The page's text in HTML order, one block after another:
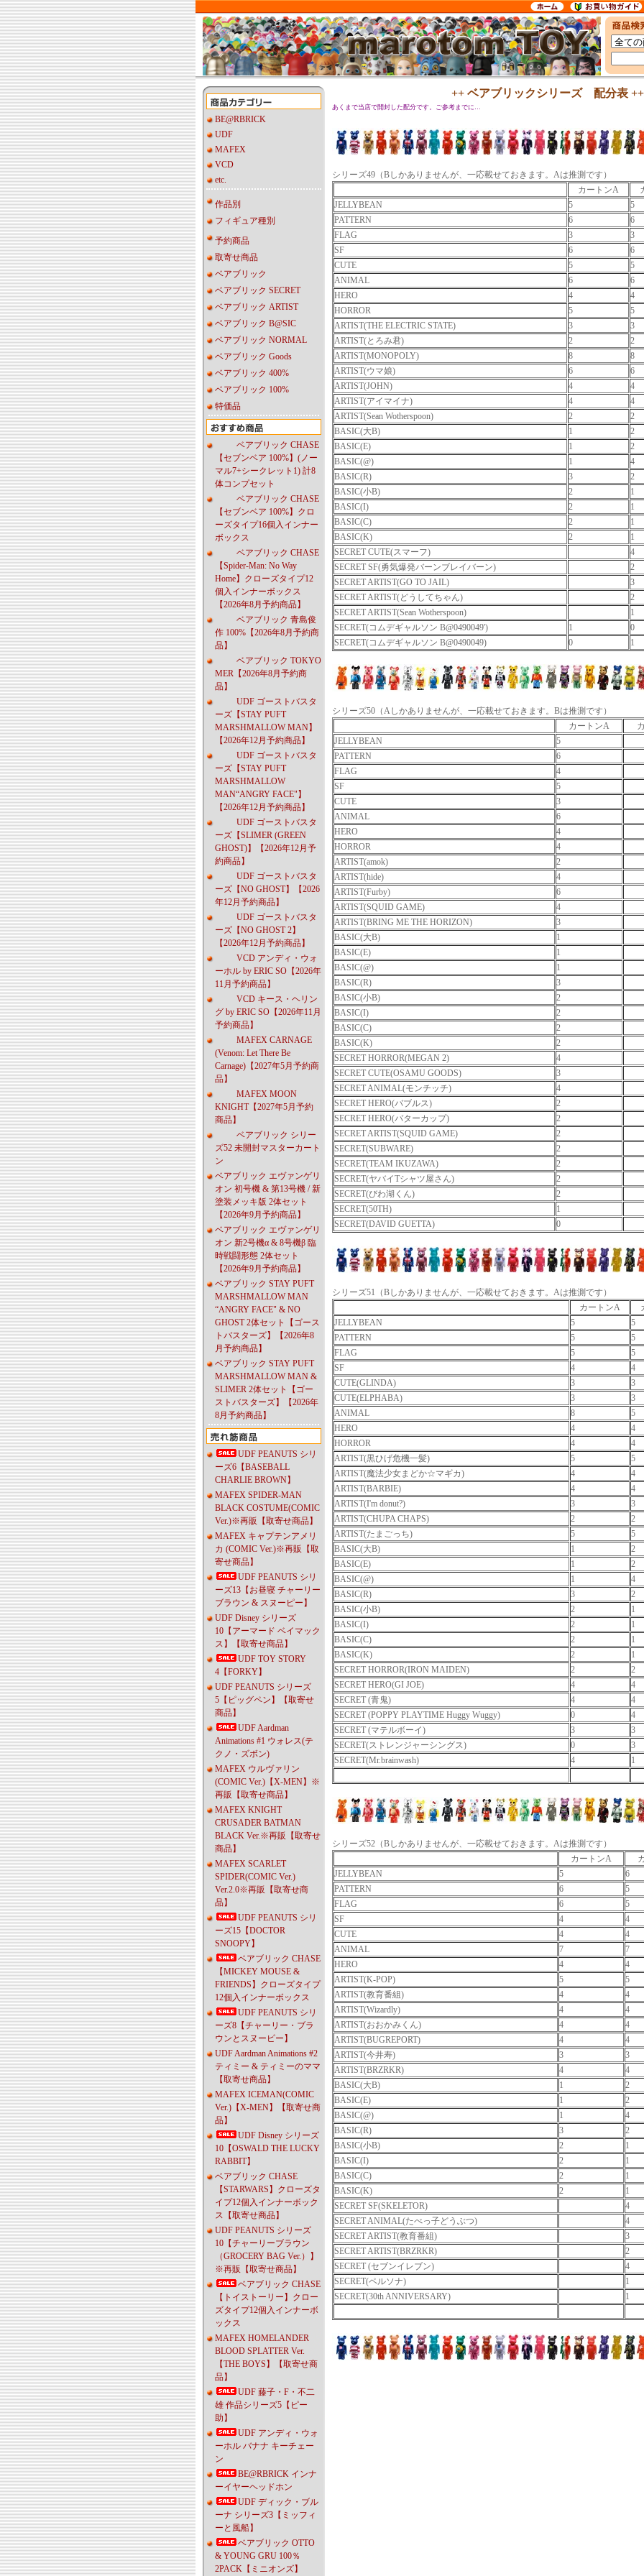
BE@RBRICK
UDF
MAFEX
VCD
etc.
作品別
フィギュア種別
予約商品
取寄せ商品
ベアブリック
ベアブリック SECRET
ベアブリック ARTIST
ベアブリック B@SIC
ベアブリック NORMAL
ベアブリック Goods
ベアブリック 400%
ベアブリック 100%
特価品
ベアブリック CHASE
【セブンベア 100%】(ノー
マル7+シークレット1) 計8
体コンプセット
ベアブリック CHASE
【セブンベア 100%】クロ
ーズタイプ16個入インナー
ボックス
ベアブリック CHASE
【Spider-Man: No Way
Home】クローズタイプ12
個入インナーボックス
【2026年8月予約商品】
ベアブリック 青島俊
作 100%【2026年8月予約商
品】
ベアブリック TOKYO
MER【2026年8月予約商
品】
UDF ゴーストバスタ
ーズ【STAY PUFT
MARSHMALLOW MAN】
【2026年12月予約商品】
UDF ゴーストバスタ
ーズ【STAY PUFT
MARSHMALLOW
MAN“ANGRY FACE"】
【2026年12月予約商品】
UDF ゴーストバスタ
ーズ【SLIMER (GREEN
GHOST)】【2026年12月予
約商品】
UDF ゴーストバスタ
ーズ【NO GHOST】【2026
年12月予約商品】
UDF ゴーストバスタ
ーズ【NO GHOST 2】
【2026年12月予約商品】
VCD アンディ・ウォ
ーホル by ERIC SO【2026年
11月予約商品】
VCD キース・ヘリン
グ by ERIC SO【2026年11月
予約商品】
MAFEX CARNAGE
(Venom: Let There Be
Carnage)【2027年5月予約商
品】
MAFEX MOON
KNIGHT【2027年5月予約
商品】
ベアブリック シリー
ズ52 未開封マスターカート
ン
ベアブリック エヴァンゲリ
オン 初号機 & 第13号機 / 新
塗装メッキ版 2体セット
【2026年9月予約商品】
ベアブリック エヴァンゲリ
オン 新2号機α & 8号機β 臨
時戦闘形態 2体セット
【2026年9月予約商品】
ベアブリック STAY PUFT
MARSHMALLOW MAN
“ANGRY FACE" & NO
GHOST 2体セット【ゴース
トバスターズ】【2026年8
月予約商品】
ベアブリック STAY PUFT
MARSHMALLOW MAN &
SLIMER 2体セット【ゴー
ストバスターズ】【2026年
8月予約商品】
UDF PEANUTS シリ
ーズ6【BASEBALL
CHARLIE BROWN】
MAFEX SPIDER-MAN
BLACK COSTUME(COMIC
Ver.)※再販【取寄せ商品】
MAFEX キャプテンアメリ
カ (COMIC Ver.)※再販【取
寄せ商品】
UDF PEANUTS シリ
ーズ13【お昼寝 チャーリー
ブラウン & スヌーピー】
UDF Disney シリーズ
10【アーマード ベイマック
ス】【取寄せ商品】
UDF TOY STORY
4【FORKY】
UDF PEANUTS シリーズ
5【ピッグペン】【取寄せ
商品】
UDF Aardman
Animations #1 ウォレス(テ
クノ・ズボン)
MAFEX ウルヴァリン
(COMIC Ver.)【X-MEN】※
再販【取寄せ商品】
MAFEX KNIGHT
CRUSADER BATMAN
BLACK Ver.※再販【取寄せ
商品】
MAFEX SCARLET
SPIDER(COMIC Ver.)
Ver.2.0※再販【取寄せ商
品】
UDF PEANUTS シリ
ーズ15【DOCTOR
SNOOPY】
ベアブリック CHASE
【MICKEY MOUSE &
FRIENDS】クローズタイプ
12個入インナーボックス
UDF PEANUTS シリ
ーズ8【チャーリー・ブラ
ウンとスヌーピー】
UDF Aardman Animations #2
ティミー & ティミーのママ
【取寄せ商品】
MAFEX ICEMAN(COMIC
Ver.)【X-MEN】【取寄せ商
品】
UDF Disney シリーズ
10【OSWALD THE LUCKY
RABBIT】
ベアブリック CHASE
【STARWARS】クローズタ
イプ12個入インナーボック
ス【取寄せ商品】
UDF PEANUTS シリーズ
10【チャーリーブラウン
（GROCERY BAG Ver.）】
※再販【取寄せ商品】
ベアブリック CHASE
【トイストーリー】クロー
ズタイプ12個入インナーボ
ックス
MAFEX HOMELANDER
BLOOD SPLATTER Ver.
【THE BOYS】【取寄せ商
品】
UDF 藤子・F・不二
雄 作品シリーズ5【ピー
助】
UDF アンディ・ウォ
ーホル バナナ キーチェー
ン
BE@RBRICK インナ
ーイヤーヘッドホン
UDF ディック・ブル
ーナ シリーズ3【ミッフィ
ーと風船】
ベアブリック OTTO
& YOUNG GRU 100％
2PACK【ミニオンズ】
++ ベアブリックシリーズ 配分表 ++
あくまで当店で開封した配分です。ご参考までに…
シリーズ49（Bしかありませんが、一応載せておきます。Aは推測です）
カートンA
JELLYBEAN
5
5
PATTERN
6
6
FLAG
3
3
SF
6
6
CUTE
5
5
ANIMAL
6
6
HERO
4
4
HORROR
5
5
ARTIST(THE ELECTRIC STATE)
3
3
ARTIST(とろみ君)
2
2
ARTIST(MONOPOLY)
8
8
ARTIST(ウマ娘)
6
6
ARTIST(JOHN)
4
4
ARTIST(アイマイナ)
4
4
ARTIST(Sean Wotherspoon)
2
2
BASIC(大B)
1
2
BASIC(E)
1
2
BASIC(@)
1
4
BASIC(R)
3
2
BASIC(小B)
2
1
BASIC(I)
2
1
BASIC(C)
2
1
BASIC(K)
2
1
SECRET CUTE(スマーフ)
4
SECRET SF(勇気爆発バーンブレイバーン)
2
SECRET ARTIST(GO TO JAIL)
3
SECRET ARTIST(どうしてちゃん)
2
SECRET ARTIST(Sean Wotherspoon)
1
SECRET(コムデギャルソン B@0490049')
1
0
SECRET(コムデギャルソン B@0490049)
0 1
シリーズ50（Aしかありませんが、一応載せておきます。Bは推測です）
カートンA
JELLYBEAN
5
PATTERN
6
FLAG
4
SF
5
CUTE
3
ANIMAL
6
HERO
4
HORROR
4
ARTIST(amok)
2
ARTIST(hide)
4
ARTIST(Furby)
6
ARTIST(SQUID GAME)
4
ARTIST(BRING ME THE HORIZON)
3
BASIC(大B)
1
BASIC(E)
1
BASIC(@)
1
BASIC(R)
3
BASIC(小B)
2
BASIC(I)
2
BASIC(C)
2
BASIC(K)
2
SECRET HORROR(MEGAN 2)
4
SECRET CUTE(OSAMU GOODS)
3
SECRET ANIMAL(モンチッチ)
4
SECRET HERO(バブルス)
2
SECRET HERO(バターカップ)
2
SECRET ARTIST(SQUID GAME)
2
SECRET(SUBWARE)
2
SECRET(TEAM IKUZAWA)
2
SECRET(ヤバイTシャツ屋さん)
2
SECRET(びわ湖くん)
2
SECRET(50TH)
1
SECRET(DAVID GUETTA)
0
シリーズ51（Bしかありませんが、一応載せておきます。Aは推測です）
カートンA
JELLYBEAN
5
5
PATTERN
5
5
FLAG
5
5
SF
4
4
CUTE(GLINDA)
3
3
CUTE(ELPHABA)
3
3
ANIMAL
8
5
HERO
4
4
HORROR
4
4
ARTIST(黒ひげ危機一髪)
5
5
ARTIST(魔法少女まどか☆マギカ)
4
4
ARTIST(BARBIE)
4
4
ARTIST(I'm donut?)
3
3
ARTIST(CHUPA CHAPS)
2
2
ARTIST(たまごっち)
5
5
BASIC(大B)
1
2
BASIC(E)
1
2
BASIC(@)
1
4
BASIC(R)
3
2
BASIC(小B)
2
1
BASIC(I)
2
1
BASIC(C)
2
1
BASIC(K)
2
1
SECRET HORROR(IRON MAIDEN)
2
2
SECRET HERO(GI JOE)
4
4
SECRET (青鬼)
4
4
SECRET (POPPY PLAYTIME Huggy Wuggy)
0
4
SECRET (マテルボーイ)
3
3
SECRET(ストレンジャーシングス)
0
3
SECRET(Mr.brainwash)
4 1
シリーズ52（Bしかありませんが、一応載せておきます。Aは推測です）
カートンA
JELLYBEAN
5
6
PATTERN
6
5
FLAG
6
5
SF
4
4
CUTE
4
4
ANIMAL
7
7
HERO
4
4
ARTIST(K-POP)
5
5
ARTIST(教育番組)
4
4
ARTIST(Wizardly)
4
4
ARTIST(おおかみくん)
4
4
ARTIST(BUGREPORT)
4
4
ARTIST(今井寿)
3
3
ARTIST(BRZRKR)
4
4
BASIC(大B)
1
2
BASIC(E)
1
2
BASIC(@)
1
4
BASIC(R)
3
2
BASIC(小B)
2
1
BASIC(I)
2
1
BASIC(C)
2
1
BASIC(K)
2
1
SECRET SF(SKELETOR)
4
SECRET ANIMAL(たべっ子どうぶつ)
4
SECRET ARTIST(教育番組)
3
SECRET ARTIST(BRZRKR)
2
SECRET (セブンイレブン)
4
SECRET(ペルソナ)
1
SECRET(30th ANNIVERSARY)
1